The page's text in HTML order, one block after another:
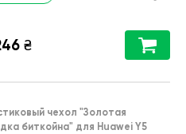
₴
чехол "Золотая
биткойна" для Huawei Y5